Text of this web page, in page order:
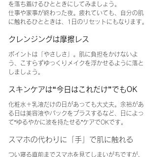
を落ち着けるひとときにしてみましょう。
仕事や家事が終わった夜。疲れていても、自分の肌
に触れるひとときは、1日のリセットにもなります。
クレンジングは摩擦レス
ポイントは「やさしさ」。肌に負担をかけないよ
う、こすらずゆっくりメイクを浮かせるように落と
しましょう。
スキンケアは“今日はこれだけ”でもOK
化粧水＋乳液だけの日があっても大丈夫。余裕があ
る日は美容液やパックをプラスするなど、日によっ
て“ゆるやかに波を持たせる”ケアでOKです。
スマホの代わりに「手」で肌に触れる
つい寝る直前までスマホを見てしまいがちですが、